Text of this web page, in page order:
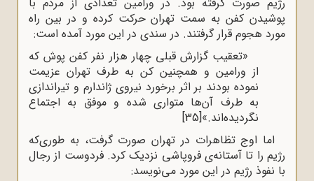
پوشیدن کفن به سمت تهران حرکت کرده و در بین راه
مورد هجوم قرار گرفتند. در سندی در این مورد آمده است:
«تعقیب گزارش قبلی چهار هزار نفر کفن پوش که
از ورامین و همچنین کن به طرف تهران عزیمت
نموده بودند بر اثر برخورد نیروی ژاندارم و تیراندازی
به طرف آن‌ها متواری شده و موفق به اجتماع
نگردیده‌اند.»[35]
اما اوج تظاهرات در تهران صورت گرفت، به طوری‌که
رژیم را تا آستانه‌ی فروپاشی نزدیک کرد. فردوست از رجال
با نفوذ رژیم در این مورد می‌نویسد: